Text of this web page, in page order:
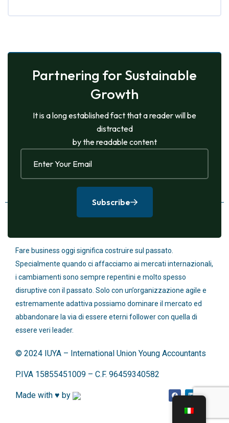
Partnering for Sustainable
Growth
It is a long established fact that a reader will be
distracted
by the readable content
Subscribe
Fare business oggi significa costruire sul passato.
Specialmente quando ci affacciamo ai mercati internazionali,
i cambiamenti sono sempre repentini e molto spesso
disruptive con il passato. Solo con un’organizzazione agile e
estremamente adattiva possiamo dominare il mercato ed
abbandonare la via di essere eterni follower con quella di
essere veri leader.
© 2024 IUYA – International Union Young Accountants
P.IVA 15855451009 – C.F. 96459340582
Made with ♥️ by